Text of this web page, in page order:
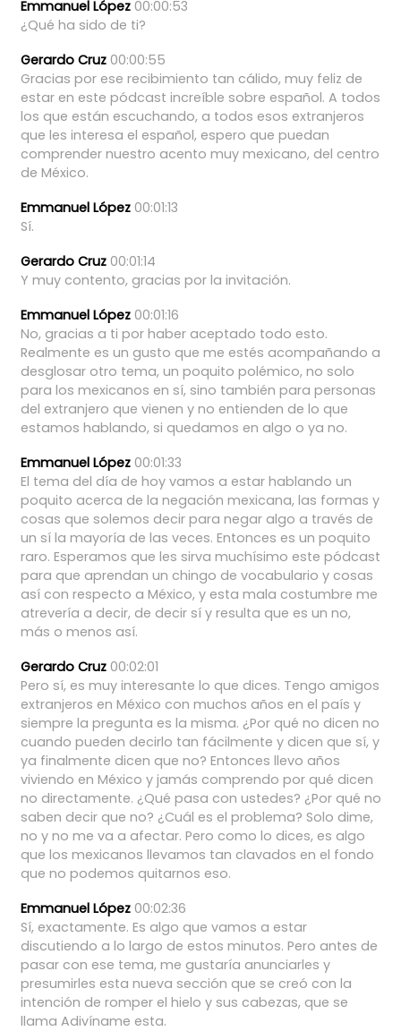
Emmanuel López 00:00:53
¿Qué ha sido de ti?
Gerardo Cruz 00:00:55
Gracias por ese recibimiento tan cálido, muy feliz de
estar en este pódcast increíble sobre español. A todos
los que están escuchando, a todos esos extranjeros
que les interesa el español, espero que puedan
comprender nuestro acento muy mexicano, del centro
de México.
Emmanuel López 00:01:13
Sí.
Gerardo Cruz 00:01:14
Y muy contento, gracias por la invitación.
Emmanuel López 00:01:16
No, gracias a ti por haber aceptado todo esto.
Realmente es un gusto que me estés acompañando a
desglosar otro tema, un poquito polémico, no solo
para los mexicanos en sí, sino también para personas
del extranjero que vienen y no entienden de lo que
estamos hablando, si quedamos en algo o ya no.
Emmanuel López 00:01:33
El tema del día de hoy vamos a estar hablando un
poquito acerca de la negación mexicana, las formas y
cosas que solemos decir para negar algo a través de
un sí la mayoría de las veces. Entonces es un poquito
raro. Esperamos que les sirva muchísimo este pódcast
para que aprendan un chingo de vocabulario y cosas
así con respecto a México, y esta mala costumbre me
atrevería a decir, de decir sí y resulta que es un no,
más o menos así.
Gerardo Cruz 00:02:01
Pero sí, es muy interesante lo que dices. Tengo amigos
extranjeros en México con muchos años en el país y
siempre la pregunta es la misma. ¿Por qué no dicen no
cuando pueden decirlo tan fácilmente y dicen que sí, y
ya finalmente dicen que no? Entonces llevo años
viviendo en México y jamás comprendo por qué dicen
no directamente. ¿Qué pasa con ustedes? ¿Por qué no
saben decir que no? ¿Cuál es el problema? Solo dime,
no y no me va a afectar. Pero como lo dices, es algo
que los mexicanos llevamos tan clavados en el fondo
que no podemos quitarnos eso.
Emmanuel López 00:02:36
Sí, exactamente. Es algo que vamos a estar
discutiendo a lo largo de estos minutos. Pero antes de
pasar con ese tema, me gustaría anunciarles y
presumirles esta nueva sección que se creó con la
intención de romper el hielo y sus cabezas, que se
llama Adivíname esta.